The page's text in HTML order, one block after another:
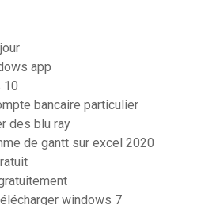
app
10
bancaire particulier
des blu ray
de gantt sur excel 2020
windows 7